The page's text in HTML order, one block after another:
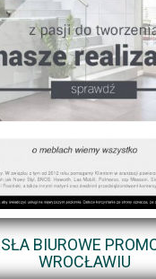
BIUROWE
WROCŁAWIU